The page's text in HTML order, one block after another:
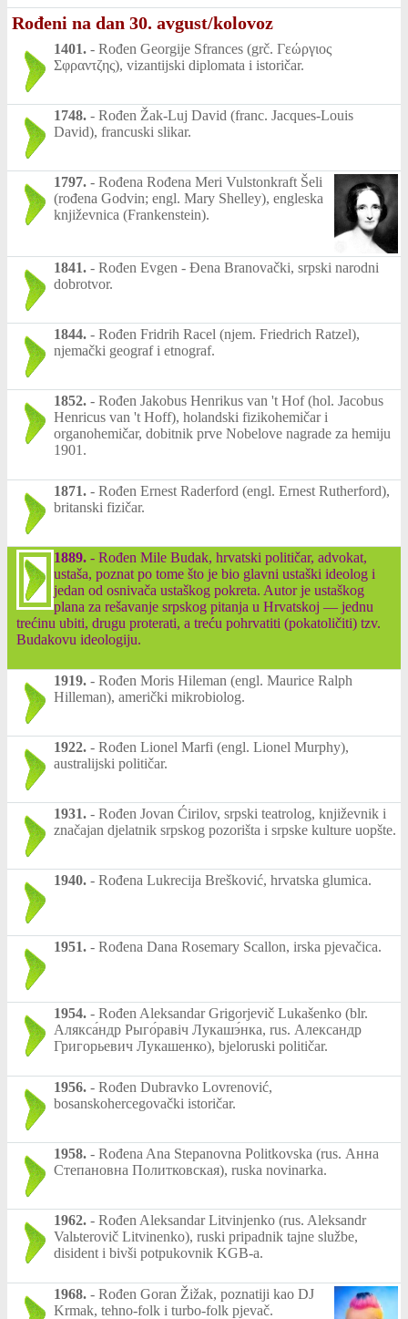
Rođeni na dan 30. avgust/kolovoz
1401. - Rođen Georgije Sfrances (grč. Γεώργιος
Σφραντζης), vizantijski diplomata i istoričar.
1748. - Rođen Žak-Luj David (franc. Jacques-Louis
David), francuski slikar.
1797. - Rođena Rođena Meri Vulstonkraft Šeli
(rođena Godvin; engl. Mary Shelley), engleska
književnica (Frankenstein).
1841. - Rođen Evgen - Đena Branovački, srpski narodni
dobrotvor.
1844. - Rođen Fridrih Racel (njem. Friedrich Ratzel),
njemački geograf i etnograf.
1852. - Rođen Jakobus Henrikus van 't Hof (hol. Jacobus
Henricus van 't Hoff), holandski fizikohemičar i
organohemičar, dobitnik prve Nobelove nagrade za hemiju
1901.
1871. - Rođen Ernest Raderford (engl. Ernest Rutherford),
britanski fizičar.
1889. - Rođen Mile Budak, hrvatski političar, advokat,
ustaša, poznat po tome što je bio glavni ustaški ideolog i
jedan od osnivača ustaškog pokreta. Autor je ustaškog
plana za rešavanje srpskog pitanja u Hrvatskoj — jednu
trećinu ubiti, drugu proterati, a treću pohrvatiti (pokatoličiti) tzv.
Budakovu ideologiju.
1919. - Rođen Moris Hileman (engl. Maurice Ralph
Hilleman), američki mikrobiolog.
1922. - Rođen Lionel Marfi (engl. Lionel Murphy),
australijski političar.
1931. - Rođen Jovan Ćirilov, srpski teatrolog, književnik i
značajan djelatnik srpskog pozorišta i srpske kulture uopšte.
1940. - Rođena Lukrecija Brešković, hrvatska glumica.
1951. - Rođena Dana Rosemary Scallon, irska pjevačica.
1954. - Rođen Aleksandar Grigorjevič Lukašenko (blr.
Алякса́ндр Рыго́равіч Лукашэ́нка, rus. Александр
Григорьевич Лукашенко), bjeloruski političar.
1956. - Rođen Dubravko Lovrenović,
bosanskohercegovački istoričar.
1958. - Rođena Ana Stepanovna Politkovska (rus. Анна
Степановна Политковская), ruska novinarka.
1962. - Rođen Aleksandar Litvinjenko (rus. Aleksandr
Valьterovič Litvinenko), ruski pripadnik tajne službe,
disident i bivši potpukovnik KGB-a.
1968. - Rođen Goran Žižak, poznatiji kao DJ
Krmak, tehno-folk i turbo-folk pjevač.